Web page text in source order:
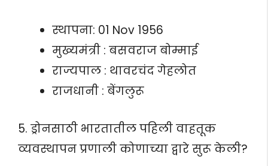
स्थापना: 01 Nov 1956
मुख्यमंत्री : बसवराज बोम्माई
राज्यपाल : थावरचंद गेहलोत
राजधानी : बेंगलुरू
5. ड्रोनसाठी भारतातील पहिली वाहतूक
व्यवस्थापन प्रणाली कोणाच्या द्वारे सुरू केली?